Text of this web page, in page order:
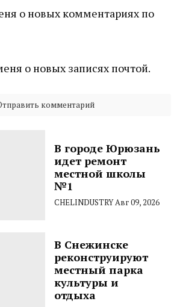
о новых комментариях по
о новых записях почтой.
В городе Юрюзань
идет ремонт
местной школы
№1
CHELINDUSTRYАвг 09, 2026
В Снежинске
реконструируют
местный парка
культуры и
отдыха